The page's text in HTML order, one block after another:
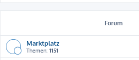
Forum
Marktplatz
Themen: 1151